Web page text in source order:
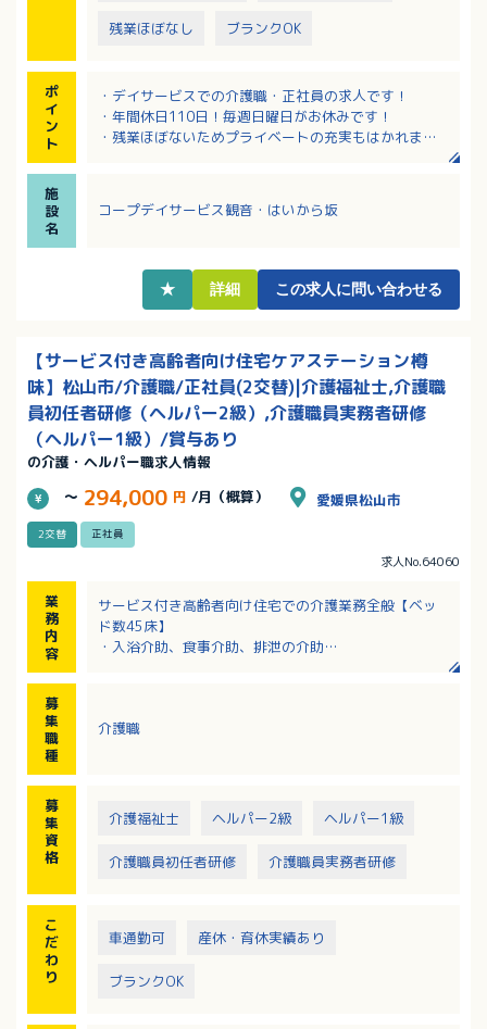
残業ほぼなし ブランクOK
ポ
イ
ン
ト
・デイサービスでの介護職・正社員の求人です！
・年間休日110日！毎週日曜日がお休みです！
・残業ほぼないためプライベートの充実もはかれま
施
設
名
コープデイサービス観音・はいから坂
★ 詳細 この求人に問い合わせる
【サービス付き高齢者向け住宅ケアステーション樽
味】松山市/介護職/正社員(2交替)|介護福祉士,介護職
員初任者研修（ヘルパー2級）,介護職員実務者研修
（ヘルパー1級）/賞与あり
の介護・ヘルパー職求人情報
～ 294,000 円 /月（概算） 愛媛県松山市
2交替 正社員
求人No.64060
業
務
内
容
サービス付き高齢者向け住宅での介護業務全般【ベッ
ド数45床】
・入浴介助、食事介助、排泄の介助
1回のシフトで介護職員4～5人で対応
募
集
職
種
介護職
募
集
資
格
介護福祉士 ヘルパー2級 ヘルパー1級
介護職員初任者研修 介護職員実務者研修
こ
だ
わ
り
車通勤可 産休・育休実績あり
ブランクOK